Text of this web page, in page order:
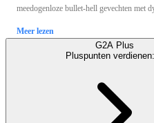
meedogenloze bullet-hell gevechten met
Meer lezen
G2A Plus
Pluspunten verdienen: